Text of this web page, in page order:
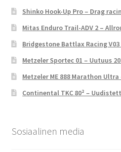
Shinko Hook-Up Pro – Drag
Mitas Enduro Trail-ADV 2 –
Bridgestone Battlax Racing
Metzeler Sportec 01 – Uutuus
Metzeler ME 888 Marathon
Continental TKC 80² –
Sosiaalinen media